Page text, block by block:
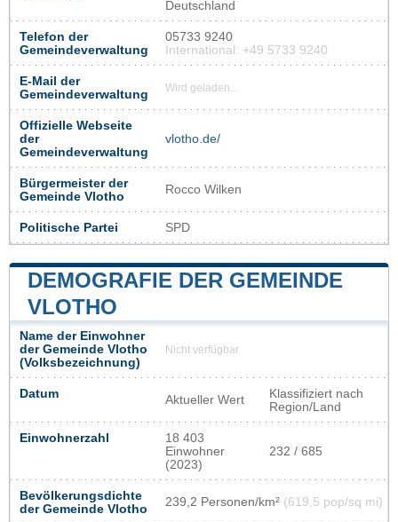
Deutschland
Telefon der
Gemeindeverwaltung
05733 9240
International: +49 5733 9240
E-Mail der
Gemeindeverwaltung
Wird geladen...
Offizielle Webseite
der
Gemeindeverwaltung
vlotho.de/
Bürgermeister der
Gemeinde Vlotho
Rocco Wilken
Politische Partei SPD
DEMOGRAFIE DER GEMEINDE
VLOTHO
Name der Einwohner
der Gemeinde Vlotho
(Volksbezeichnung)
Nicht verfügbar
Datum Aktueller Wert
Klassifiziert nach
Region/Land
Einwohnerzahl
18 403
Einwohner
(2023)
232 / 685
Bevölkerungsdichte
der Gemeinde Vlotho
239,2 Personen/km² (619,5 pop/sq mi)